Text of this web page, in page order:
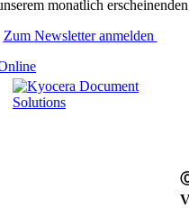
monatlich
Zum Newsletter anmelden